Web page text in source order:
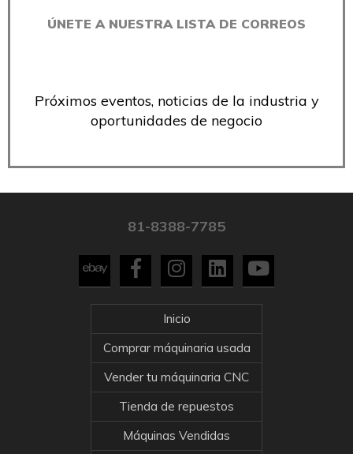
ÚNETE A NUESTRA LISTA DE CORREOS
Próximos eventos, noticias de la industria y
oportunidades de negocio
81-8388-7785
Inicio
Comprar máquinaria usada
Vender tu máquinaria CNC
Tienda de repuestos
Máquinas Vendidas